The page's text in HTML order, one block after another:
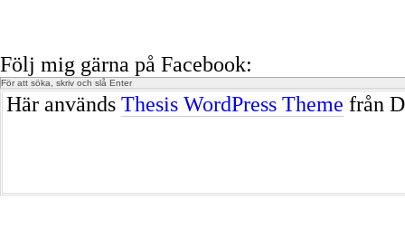
Följ mig gärna på Facebook:
Här används Thesis WordPress Theme från